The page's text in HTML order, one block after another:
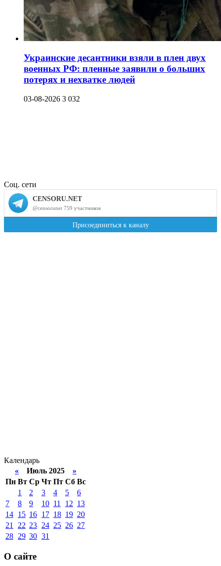
Украинские десантники взяли в плен двух
военных РФ: пленные заявили о больших
потерях и нехватке людей
03-08-2026 3 032
Соц. сети
Календарь
« Июль 2025 »
Пн Вт Ср Чт Пт Сб Вс
1
2 3 4 5
6
7
8 9 10 11 12 13
14 15 16 17 18 19 20
21
22 23 24 25 26 27
28 29 30 31
О сайте